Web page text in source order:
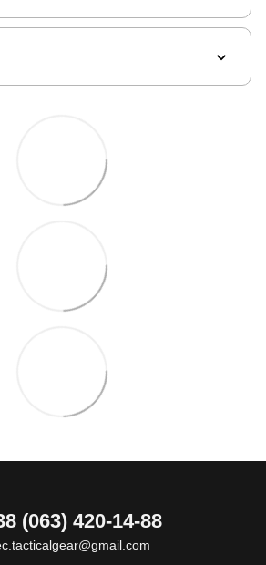
(063) 420-14-88